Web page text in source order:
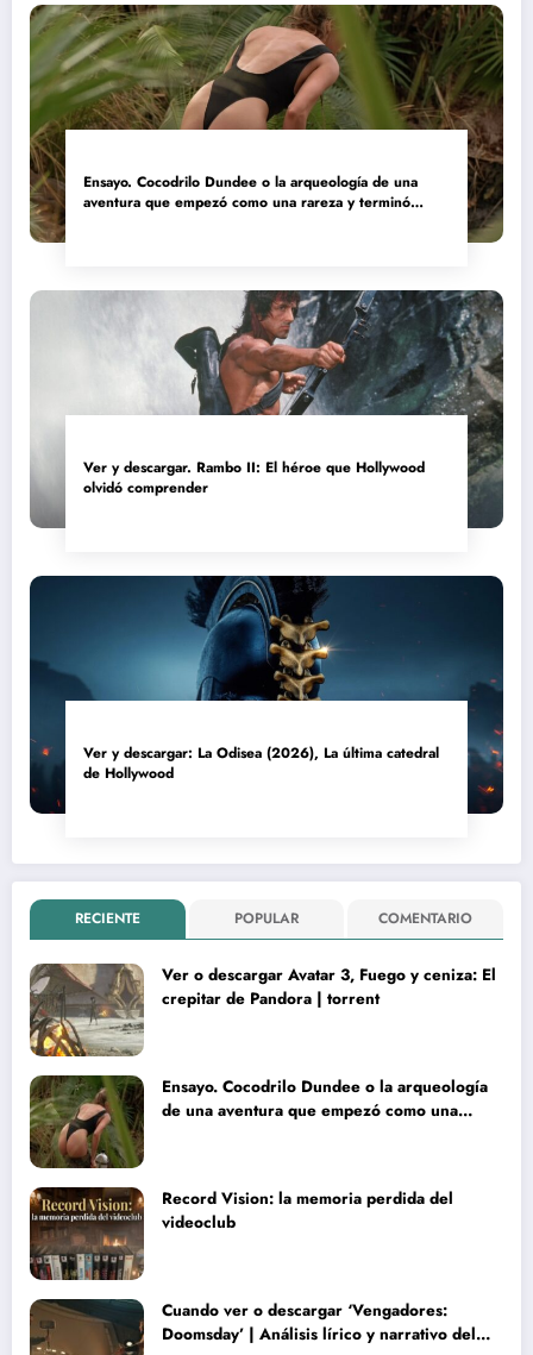
Ensayo. Cocodrilo Dundee o la arqueología de una
aventura que empezó como una rareza y terminó
Ver y descargar. Rambo II: El héroe que Hollywood
olvidó comprender
Ver y descargar: La Odisea (2026), La última catedral
de Hollywood
RECIENTE POPULAR COMENTARIO
Ver o descargar Avatar 3, Fuego y ceniza: El
crepitar de Pandora | torrent
Ensayo. Cocodrilo Dundee o la arqueología
de una aventura que empezó como una
Record Vision: la memoria perdida del
videoclub
Cuando ver o descargar ‘Vengadores:
Doomsday’ | Análisis lírico y narrativo del